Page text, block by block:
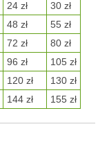
24 zł
30 zł
48 zł
55 zł
72 zł
80 zł
96 zł
105 zł
120 zł
130 zł
144 zł 155 zł